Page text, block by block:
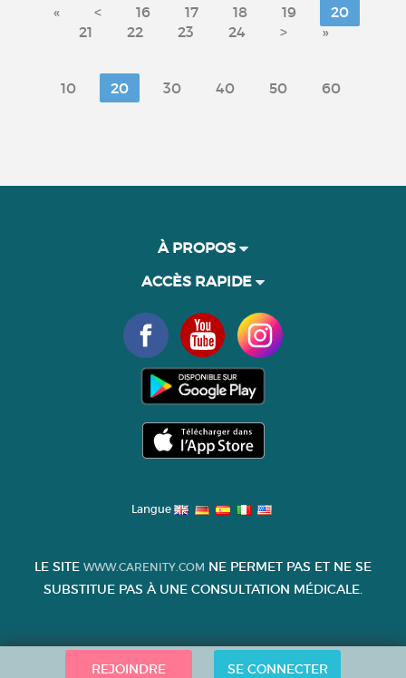
« < 16 17 18 19
20
21
22 23 24 > »
10 20 30 40 50 60
REJOINDRE SE CONNECTER
À PROPOS
ACCÈS RAPIDE
Langue
LE SITE WWW.CARENITY.COM NE PERMET PAS ET NE SE
SUBSTITUE PAS À UNE CONSULTATION MÉDICALE.